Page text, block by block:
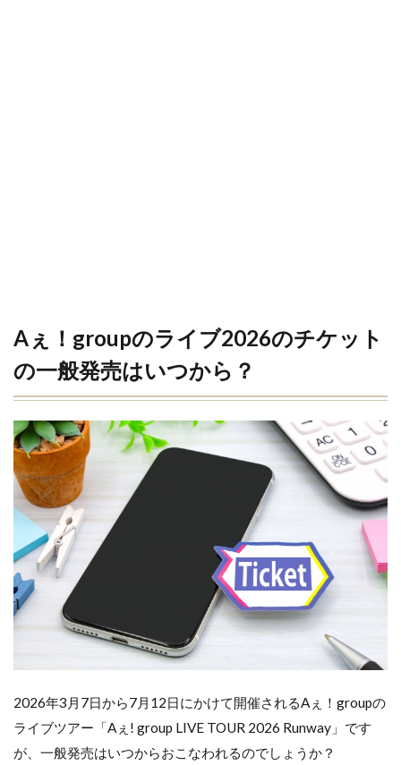
Aぇ！groupのライブ2026のチケット
の一般発売はいつから？
2026年3月7日から7月12日にかけて開催されるAぇ！groupの
ライブツアー「Aぇ! group LIVE TOUR 2026 Runway」です
が、一般発売はいつからおこなわれるのでしょうか？